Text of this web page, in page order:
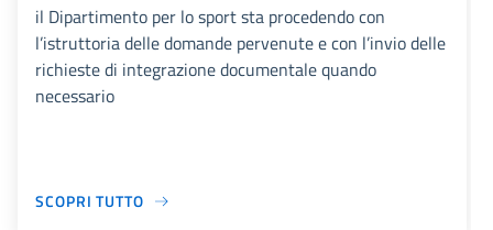
il Dipartimento per lo sport sta procedendo con
l’istruttoria delle domande pervenute e con l’invio delle
richieste di integrazione documentale quando
necessario
SCOPRI TUTTO